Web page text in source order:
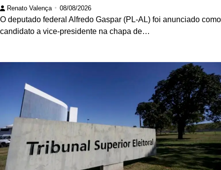
Renato Valença 08/08/2026
O deputado federal Alfredo Gaspar (PL-AL) foi anunciado como
candidato a vice-presidente na chapa de…